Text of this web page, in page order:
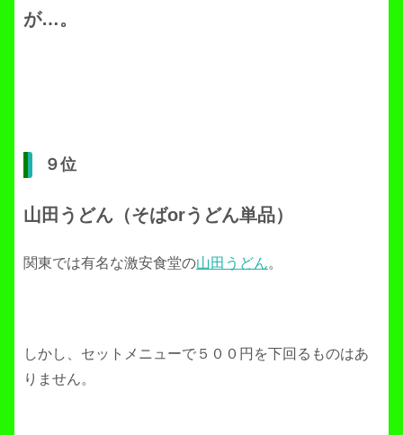
が…。
９位
山田うどん（そばorうどん単品）
関東では有名な激安食堂の山田うどん。
しかし、セットメニューで５００円を下回るものはあ
りません。